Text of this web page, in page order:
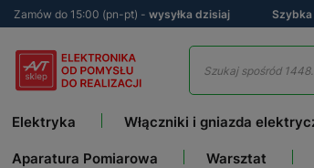
Zamów do 15:00 (pn-pt) - wysyłka dzisiaj
Elektryka Włączniki i gniazda
Aparatura Pomiarowa Warsztat